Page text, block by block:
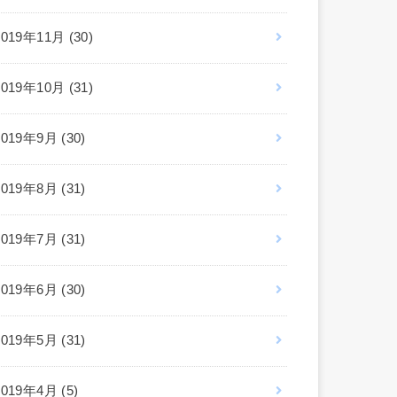
年11月 (30)
年10月 (31)
年9月 (30)
年8月 (31)
年7月 (31)
年6月 (30)
年5月 (31)
年4月 (5)